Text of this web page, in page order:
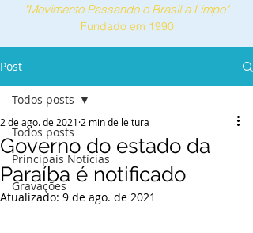
"Movimento Passando o Brasil a Limpo"
Fundado em 1990
Post
Todos posts
Principais Notícias
Gravações
Todos posts
Governo do estado da
Paraíba é notificado
2 de ago. de 2021 2 min de leitura
Atualizado: 9 de ago. de 2021